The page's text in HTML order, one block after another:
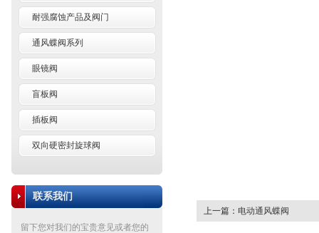
耐强腐蚀产品及阀门
通风蝶阀系列
眼镜阀
盲板阀
插板阀
双向硬密封旋球阀
联系我们
留下您对我们的宝贵意见或者您的
上一篇： 电动通风蝶阀